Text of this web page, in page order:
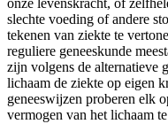
onze levenskracht, of
slechte voeding of andere
tekenen van ziekte te
reguliere geneeskunde
zijn volgens de alternatieve
lichaam de ziekte op eigen
geneeswijzen proberen elk
vermogen van het lichaam